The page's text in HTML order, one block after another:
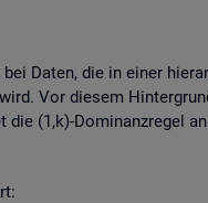
Daten, die in einer
Vor die­sem
(1,k)-Do­mi­nanz­re­gel